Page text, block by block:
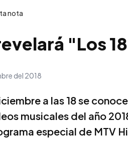
nota
"Los
del 2018
a las 18 se
musicales del año
especial de MTV